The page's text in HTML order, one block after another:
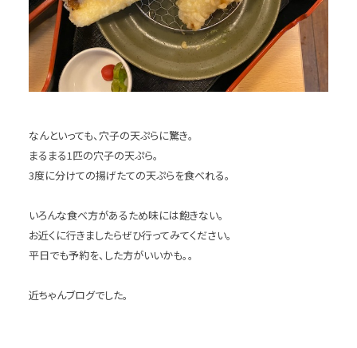
なんといっても、穴子の天ぷらに驚き。
まるまる1匹の穴子の天ぷら。
3度に分けての揚げたての天ぷらを食べれる。
いろんな食べ方があるため味には飽きない。
お近くに行きましたらぜひ行ってみてください。
平日でも予約を、した方がいいかも。。
近ちゃんブログでした。